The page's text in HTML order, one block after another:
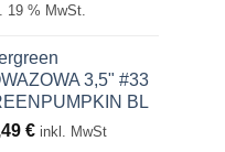
19 % MwSt.
3,5" #33
BL
€ inkl. MwSt